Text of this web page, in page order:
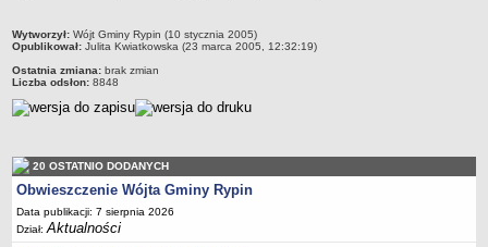
Pracownicy urzędu - urząd gminy
Pracownicy urzędu - baza magazynowo - warsztatowa
Kompetencje referatów
Regulamin naboru na wolne stanowiska urzędnicze
Ogłoszenia o naborze na wolne stanowiska urzędnicze
Lista kandydatów spełniających wymagania formalne w naborach na
wolne stanowiska urzędnicze
metryczka
Wytworzył: Wójt Gminy Rypin (10 stycznia 2005)
Opublikował: Julita Kwiatkowska (23 marca 2005, 12:32:19)
Ostatnia zmiana: brak zmian
Liczba odsłon: 8848
20 OSTATNIO DODANYCH
Obwieszczenie Wójta Gminy Rypin
Data publikacji: 7 sierpnia 2026
Dział:Aktualności